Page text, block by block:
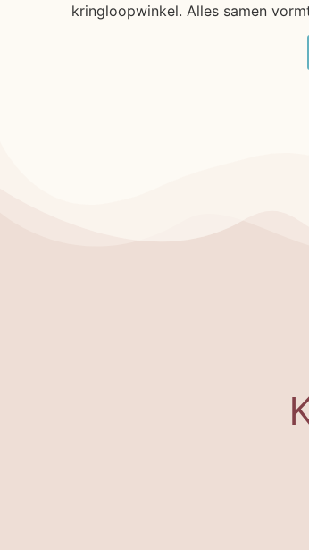
kringloopwinkel. Alles samen